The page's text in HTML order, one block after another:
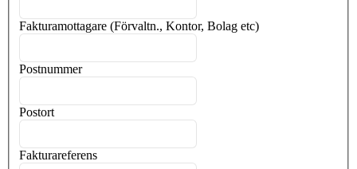
Fakturamottagare (Förvaltn., Kontor, Bolag etc)
Postnummer
Postort
Fakturareferens